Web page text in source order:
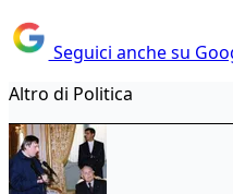
Seguici anche su
Altro di Politica